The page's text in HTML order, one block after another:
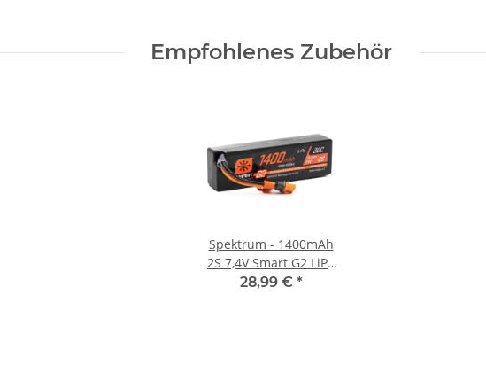
Empfohlenes Zubehör
Spektrum - 1400mAh
2S 7,4V Smart G2 LiPo
Hardcase IC2 - 30C
28,99 € *